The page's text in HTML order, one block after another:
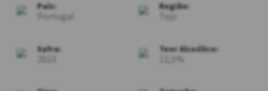
País:
Portugal
Região:
Tejo
Safra: Teor Alcoólico: